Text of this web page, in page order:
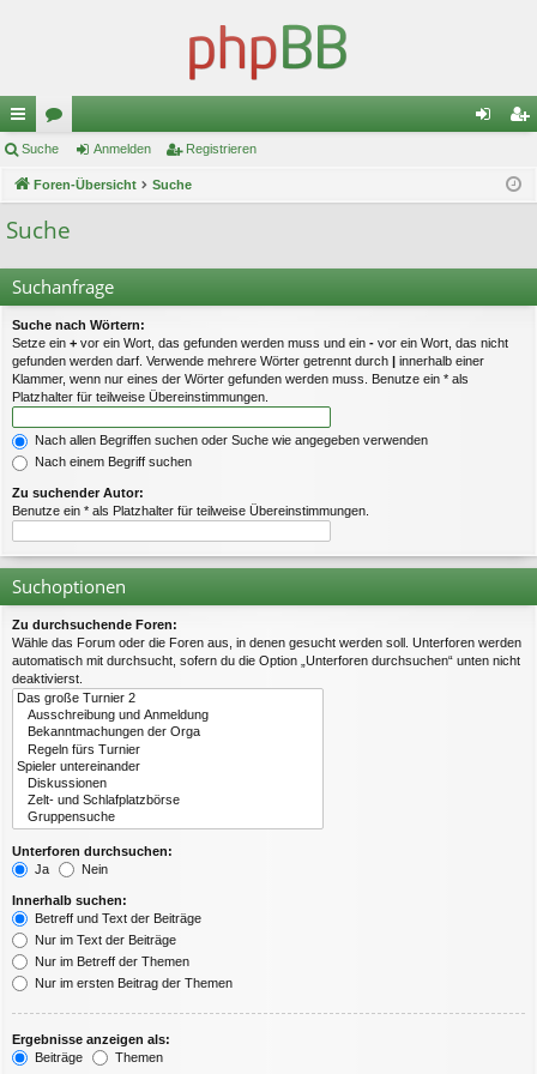
ch
ne
llz
riff
or
en ist
Suche Anmelden Registrieren
Foren-Übersicht Suche
Suche
Suchanfrage
Suche nach Wörtern:
Setze ein + vor ein Wort, das gefunden werden muss und ein - vor ein Wort, das nicht
gefunden werden darf. Verwende mehrere Wörter getrennt durch | innerhalb einer
Klammer, wenn nur eines der Wörter gefunden werden muss. Benutze ein * als
Platzhalter für teilweise Übereinstimmungen.
Nach allen Begriffen suchen oder Suche wie angegeben verwenden
Nach einem Begriff suchen
Zu suchender Autor:
Benutze ein * als Platzhalter für teilweise Übereinstimmungen.
Suchoptionen
Zu durchsuchende Foren:
Wähle das Forum oder die Foren aus, in denen gesucht werden soll. Unterforen werden
automatisch mit durchsucht, sofern du die Option „Unterforen durchsuchen“ unten nicht
deaktivierst.
Unterforen durchsuchen:
Ja
Nein
Innerhalb suchen:
Betreff und Text der Beiträge
Nur im Text der Beiträge
Nur im Betreff der Themen
Nur im ersten Beitrag der Themen
Ergebnisse anzeigen als:
Beiträge
Themen